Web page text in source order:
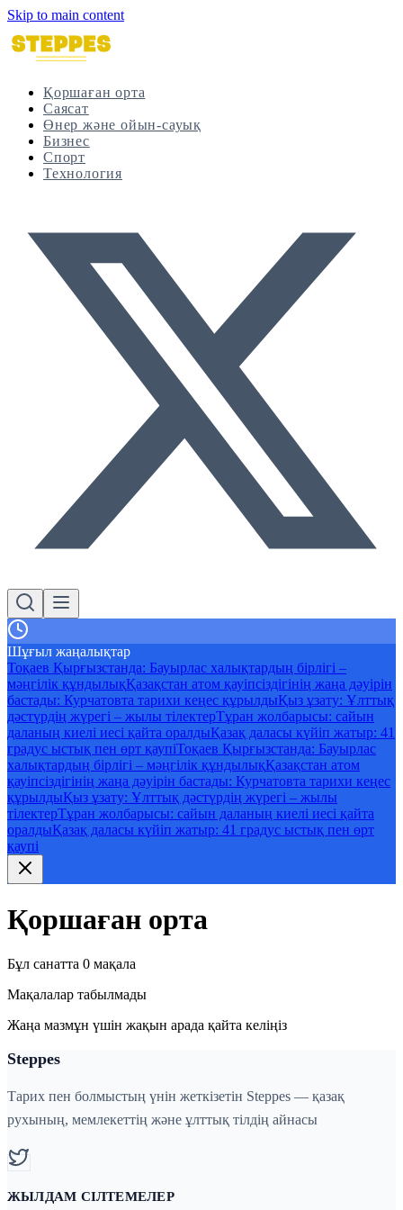
Skip to main content
Қоршаған орта
Саясат
Өнер және ойын-сауық
Бизнес
Спорт
Технология
Шұғыл жаңалықтар
Тоқаев Қырғызстанда: Бауырлас халықтардың бірлігі –
мәңгілік құндылықҚазақстан атом қауіпсіздігінің жаңа дәуірін
бастады: Курчатовта тарихи кеңес құрылдыҚыз ұзату: Ұлттық
дәстүрдің жүрегі – жылы тілектерТұран жолбарысы: сайын
даланың киелі иесі қайта оралдыҚазақ даласы күйіп жатыр: 41
градус ыстық пен өрт қаупіТоқаев Қырғызстанда: Бауырлас
халықтардың бірлігі – мәңгілік құндылықҚазақстан атом
қауіпсіздігінің жаңа дәуірін бастады: Курчатовта тарихи кеңес
құрылдыҚыз ұзату: Ұлттық дәстүрдің жүрегі – жылы
тілектерТұран жолбарысы: сайын даланың киелі иесі қайта
оралдыҚазақ даласы күйіп жатыр: 41 градус ыстық пен өрт
қаупі
Қоршаған орта
Бұл санатта 0 мақала
Мақалалар табылмады
Жаңа мазмұн үшін жақын арада қайта келіңіз
Steppes
Тарих пен болмыстың үнін жеткізетін Steppes — қазақ
рухының, мемлекеттің және ұлттық тілдің айнасы
ЖЫЛДАМ СІЛТЕМЕЛЕР